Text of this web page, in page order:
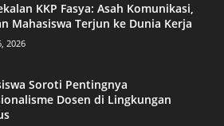
KKP Fasya: Asah Komunikasi,
Mahasiswa Terjun ke Dunia Kerja
2026
Soroti Pentingnya
Dosen di Lingkungan